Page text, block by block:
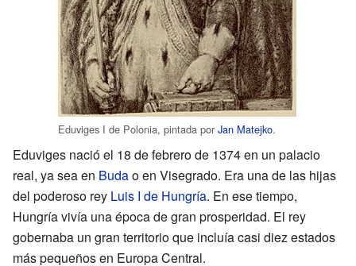
Eduviges I de Polonia, pintada por Jan Matejko.
Eduviges nació el 18 de febrero de 1374 en un palacio
real, ya sea en Budao en Visegrado. Era una de las hijas
del poderoso rey Luis I de Hungría. En ese tiempo,
Hungría vivía una época de gran prosperidad. El rey
gobernaba un gran territorio que incluía casi diez estados
más pequeños en Europa Central.